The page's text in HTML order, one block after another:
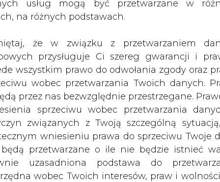
usług mogą być przetwarzane w
na różnych podstawach.
że w związku z przetwarzaniem
przysługuje Ci szereg gwarancji i
wszystkim prawo do odwołania zgody oraz
wobec przetwarzania Twoich danych.
przez nas bezwzględnie przestrzegane.
sprzeciwu wobec przetwarzania
związanych z Twoją szczególną
wniesieniu prawa do sprzeciwu Twoje
przetwarzane o ile nie będzie istnieć
uzasadniona podstawa do
wobec Twoich interesów, praw i
uczestniczył w szczycie
odbywającym się w stolicy
budowy nowych tras tranzytowych
- napisał portal pb.pl.
na plany Unii Europejskiej, które
wykorzystanie jej do transportu gazu
zapewnienie dostępności i
tak bierzemy pod uwagę pragnienie
europejskiej i jesteśmy gotowi budować
Władimir Putin.